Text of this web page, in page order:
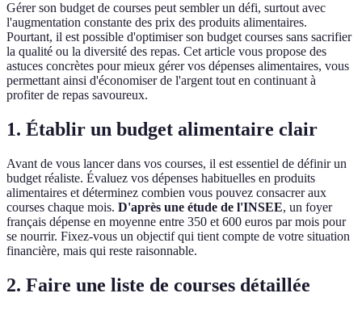
Gérer son budget de courses peut sembler un défi, surtout avec
l'augmentation constante des prix des produits alimentaires.
Pourtant, il est possible d'optimiser son budget courses sans sacrifier
la qualité ou la diversité des repas. Cet article vous propose des
astuces concrètes pour mieux gérer vos dépenses alimentaires, vous
permettant ainsi d'économiser de l'argent tout en continuant à
profiter de repas savoureux.
1. Établir un budget alimentaire clair
Avant de vous lancer dans vos courses, il est essentiel de définir un
budget réaliste. Évaluez vos dépenses habituelles en produits
alimentaires et déterminez combien vous pouvez consacrer aux
courses chaque mois. D'après une étude de l'INSEE, un foyer
français dépense en moyenne entre 350 et 600 euros par mois pour
se nourrir. Fixez-vous un objectif qui tient compte de votre situation
financière, mais qui reste raisonnable.
2. Faire une liste de courses détaillée